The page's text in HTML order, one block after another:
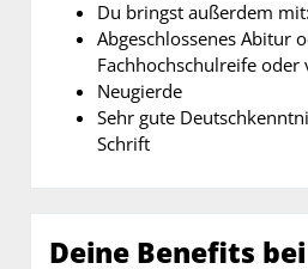
Du bringst außerdem mit:
Abgeschlossenes Abitur
Fachhochschulreife oder
Neugierde
Sehr gute
Schrift
Deine Benefits